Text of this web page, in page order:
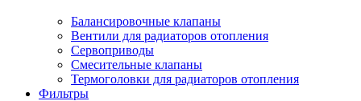
Балансировочные клапаны
Вентили для радиаторов отопления
Сервоприводы
Смесительные клапаны
Термоголовки для радиаторов отопления
Фильтры